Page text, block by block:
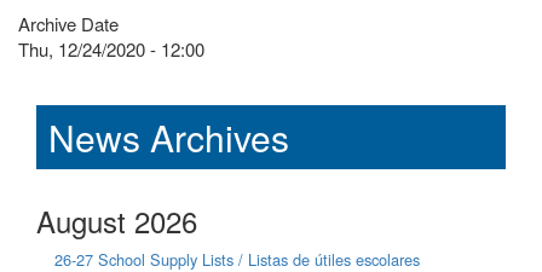
Archive Date
Thu, 12/24/2020 - 12:00
News Archives
August 2026
26-27 School Supply Lists / Listas de útiles escolares